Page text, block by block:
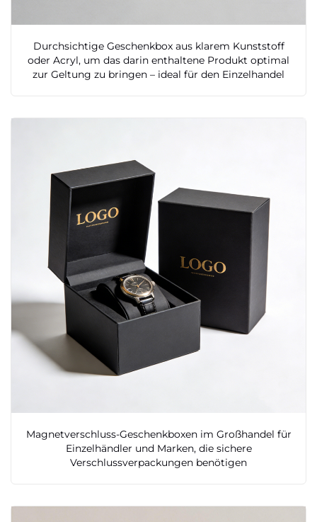
Durchsichtige Geschenkbox aus klarem Kunststoff
oder Acryl, um das darin enthaltene Produkt optimal
zur Geltung zu bringen – ideal für den Einzelhandel
Magnetverschluss-Geschenkboxen im Großhandel für
Einzelhändler und Marken, die sichere
Verschlussverpackungen benötigen